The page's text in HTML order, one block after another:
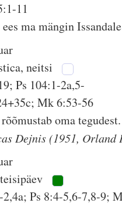
11
ma mängin
neitsi
Ps 104:1-2a,5-
Mk 6:53-56
oma tegudest.
Dejnis (1951, Orland
2,4a; Ps 8:4-5,6-7,8-9;